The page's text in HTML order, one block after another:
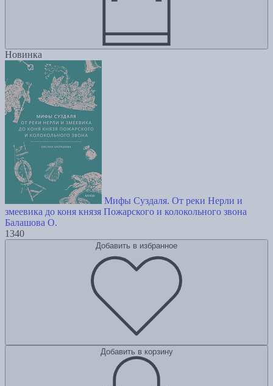
Новинка
Мифы Суздаля. От реки Нерли и
змеевика до коня князя Пожарского и колокольного звона
Балашова О.
1340
Добавить в избранное
Добавить в корзину